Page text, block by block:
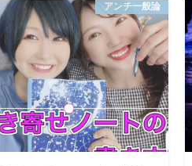
アンチ一般論